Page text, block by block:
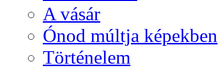
A vásár
Ónod múltja képekben
Történelem